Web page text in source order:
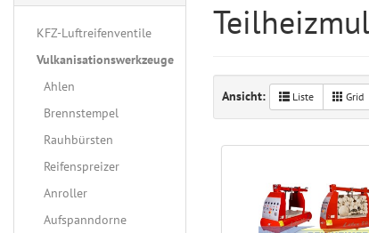
Ansicht: Liste Grid
KFZ-Luftreifenventile
Vulkanisationswerkzeuge
Ahlen
Brennstempel
Rauhbürsten
Reifenspreizer
Anroller
Aufspanndorne